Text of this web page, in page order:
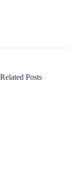
Related Posts